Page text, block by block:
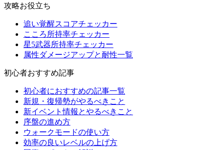
攻略お役立ち
追い覚醒スコアチェッカー
こころ所持率チェッカー
星5武器所持率チェッカー
属性ダメージアップと耐性一覧
初心者おすすめ記事
初心者におすすめの記事一覧
新規・復帰勢がやるべきこと
新イベント情報とやるべきこと
序盤の進め方
ウォークモードの使い方
効率の良いレベルの上げ方